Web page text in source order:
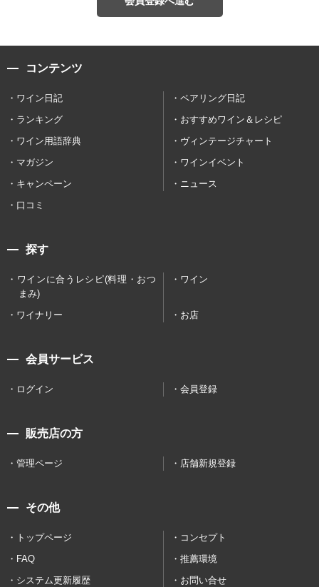
コンテンツ
ワイン日記
ペアリング日記
ランキング
おすすめワイン＆レシピ
ワイン用語辞典
ヴィンテージチャート
マガジン
ワインイベント
キャンペーン
ニュース
口コミ
探す
ワインに合うレシピ(料理・おつ
まみ)
ワイン
ワイナリー お店
会員サービス
ログイン 会員登録
販売店の方
管理ページ 店舗新規登録
その他
トップページ
コンセプト
FAQ
推薦環境
システム更新履歴
お問い合せ